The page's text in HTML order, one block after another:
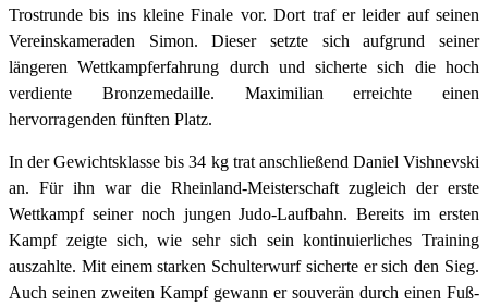
Trostrunde bis ins kleine Finale vor. Dort traf er leider auf seinen
Vereinskameraden Simon. Dieser setzte sich aufgrund seiner
längeren Wettkampferfahrung durch und sicherte sich die hoch
verdiente Bronzemedaille. Maximilian erreichte einen
hervorragenden fünften Platz.
In der Gewichtsklasse bis 34 kg trat anschließend Daniel Vishnevski
an. Für ihn war die Rheinland-Meisterschaft zugleich der erste
Wettkampf seiner noch jungen Judo-Laufbahn. Bereits im ersten
Kampf zeigte sich, wie sehr sich sein kontinuierliches Training
auszahlte. Mit einem starken Schulterwurf sicherte er sich den Sieg.
Auch seinen zweiten Kampf gewann er souverän durch einen Fuß-